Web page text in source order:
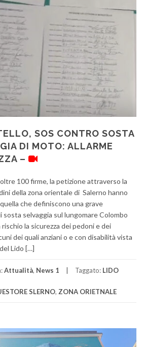
SOS CONTRO SOSTA
DI MOTO: ALLARME
–
100 firme, la petizione attraverso la
della zona orientale di Salerno hanno
che definiscono una grave
sosta selvaggia sul lungomare Colombo
la sicurezza dei pedoni e dei
dei quali anziani o e con disabilità vista
Lido […]
Attualità, News 1 Taggato: LIDO
SLERNO, ZONA ORIETNALE